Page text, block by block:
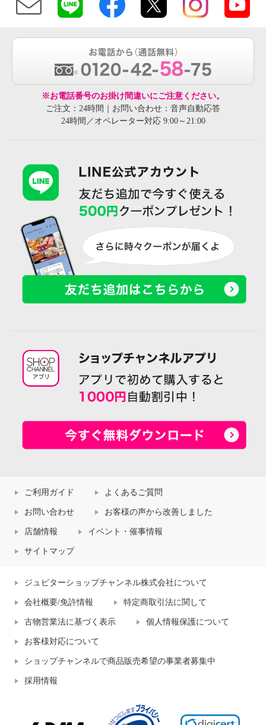
※お電話番号のお掛け間違いにご注意ください。
ご注文：24時間｜お問い合わせ：音声自動応答
24時間／オペレーター対応 9:00～21:00
ご利用ガイド よくあるご質問
お問い合わせ お客様の声から改善しました
店舗情報 イベント・催事情報
サイトマップ
ジュピターショップチャンネル株式会社について
会社概要/免許情報 特定商取引法に関して
古物営業法に基づく表示 個人情報保護について
お客様対応について
ショップチャンネルで商品販売希望の事業者募集中
採用情報